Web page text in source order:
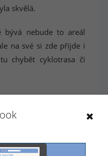
skvělá.
bývá nebude to areál
na své si zde přijde i
chybět cyklotrasa či